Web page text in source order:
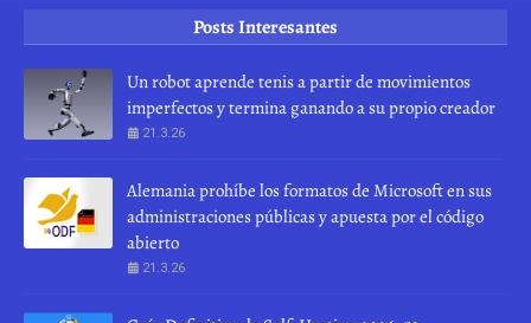
Posts Interesantes
Un robot aprende tenis a partir de movimientos
imperfectos y termina ganando a su propio creador
21.3.26
Alemania prohíbe los formatos de Microsoft en sus
administraciones públicas y apuesta por el código
abierto
21.3.26